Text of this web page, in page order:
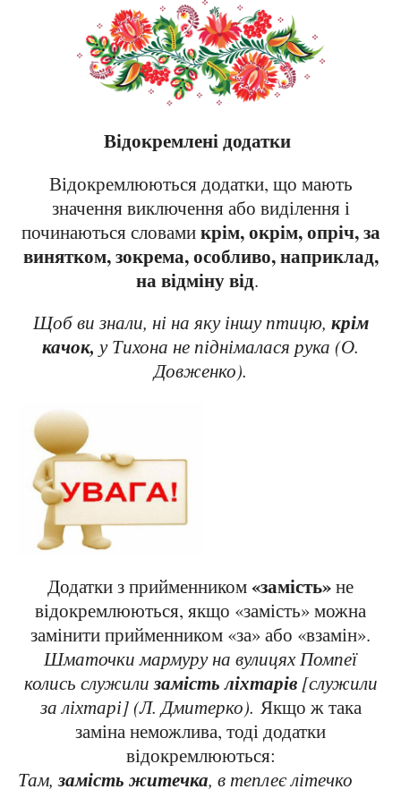
Відокремлені додатки
Відокремлюються додатки, що мають
значення виключення або виділення і
починаються словамикрім, окрім, опріч, за
винятком, зокрема, особливо, наприклад,
на відміну від.
Щоб ви знали, ні на яку іншу птицю, крім
качок, у Тихона не піднімалася рука (О.
Довженко).
Додатки з прийменником«замість»не
відокремлюються, якщо «замість» можна
замінити прийменником «за» або «взамін».
Шматочки мармуру на вулицях Помпеї
колись служилизамість ліхтарів[служили
за ліхтарі] (Л. Дмитерко). Якщо ж така
заміна неможлива, тоді додатки
відокремлюються:
Там,замість житечка, в теплеє літечко